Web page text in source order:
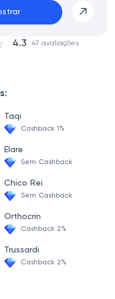
4.3 47 avaliações
Taqi
Cashback 1%
Elare
Sem Cashback
Chico Rei
Sem Cashback
Orthocrin
Cashback 2%
Trussardi
Cashback 2%